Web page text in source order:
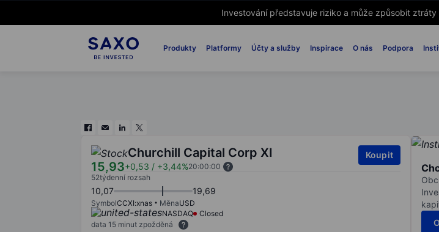
Produkty Platformy Účty a služby Inspirace O nás Podpora
Investování představuje riziko a může způsobit
Churchill Capital Corp XI
15,93+0,53 / +3,44%20:00:00
Koupit
52týdenní rozsah
10,07 19,69
SymbolCCXI:xnas MěnaUSD
NASDAQ
Closed
data 15 minut zpožděná